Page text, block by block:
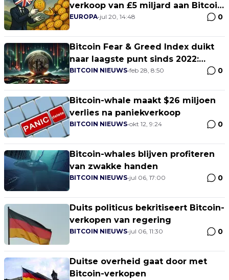
verkoop van £5 miljard aan Bitcoin:
Slimme zet of grote fout?
EUROPA•jul 20, 14:48 0
Bitcoin Fear & Greed Index duikt
naar laagste punt sinds 2022:
Extreme angst neemt over
BITCOIN NIEUWS•feb 28, 8:50 0
Bitcoin-whale maakt $26 miljoen
verlies na paniekverkoop
BITCOIN NIEUWS•okt 12, 9:24 0
Bitcoin-whales blijven profiteren
van zwakke handen
BITCOIN NIEUWS•jul 06, 17:00 0
Duits politicus bekritiseert Bitcoin-
verkopen van regering
BITCOIN NIEUWS•jul 06, 11:30 0
Duitse overheid gaat door met
Bitcoin-verkopen